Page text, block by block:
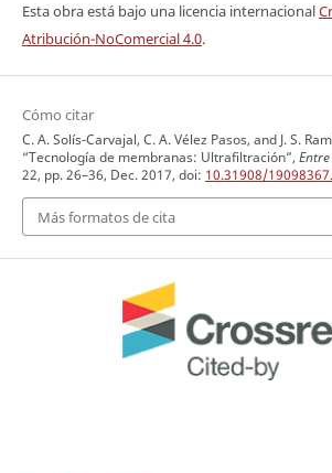
Esta obra está bajo una licencia internacional
Atribución-NoComercial 4.0.
Cómo citar
C. A. Solís-Carvajal, C. A. Vélez Pasos, and J. S.
“Tecnología de membranas: Ultrafiltración”,
22, pp. 26–36, Dec. 2017, doi: 10.31908/
Más formatos de cita